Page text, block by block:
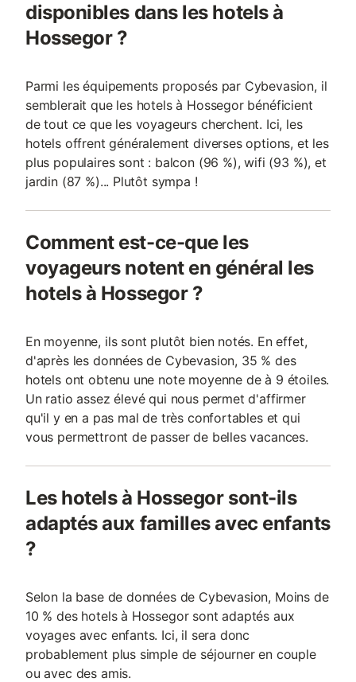
disponibles dans les hotels à
Hossegor ?
Parmi les équipements proposés par Cybevasion, il
semblerait que les hotels à Hossegor bénéficient
de tout ce que les voyageurs cherchent. Ici, les
hotels offrent généralement diverses options, et les
plus populaires sont : balcon (96 %), wifi (93 %), et
jardin (87 %)... Plutôt sympa !
Comment est-ce-que les
voyageurs notent en général les
hotels à Hossegor ?
En moyenne, ils sont plutôt bien notés. En effet,
d'après les données de Cybevasion, 35 % des
hotels ont obtenu une note moyenne de à 9 étoiles.
Un ratio assez élevé qui nous permet d'affirmer
qu'il y en a pas mal de très confortables et qui
vous permettront de passer de belles vacances.
Les hotels à Hossegor sont-ils
adaptés aux familles avec enfants
?
Selon la base de données de Cybevasion, Moins de
10 % des hotels à Hossegor sont adaptés aux
voyages avec enfants. Ici, il sera donc
probablement plus simple de séjourner en couple
ou avec des amis.